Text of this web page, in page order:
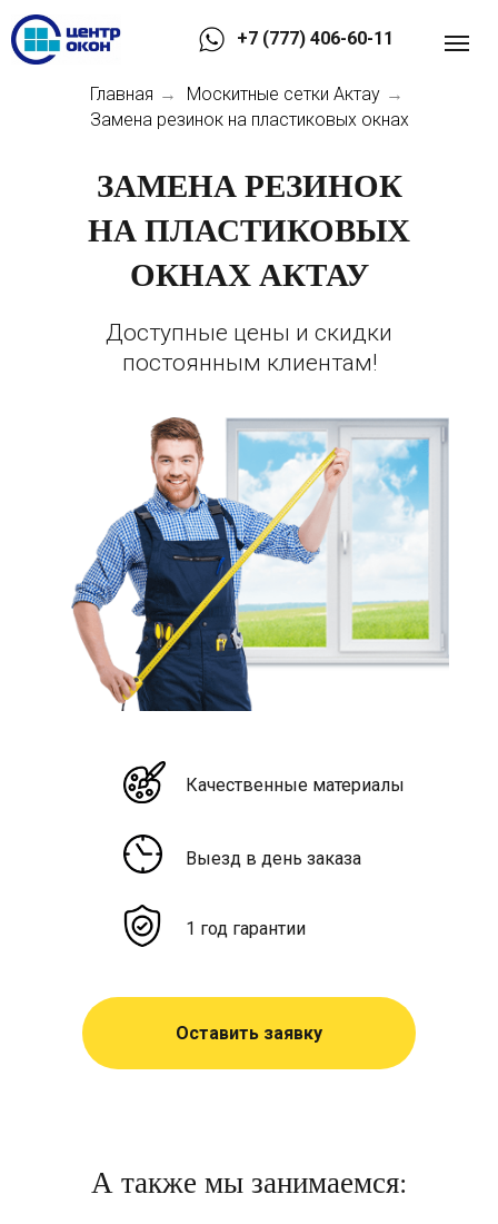
+7 (777) 406-60-11
Главная → Москитные сетки Актау →
Замена резинок на пластиковых окнах
ЗАМЕНА РЕЗИНОК
НА ПЛАСТИКОВЫХ
ОКНАХ АКТАУ
Выезд в день заказа
Качественные материалы
1 год гарантии
Оставить заявку
Доступные цены и скидки
постоянным клиентам!
А также мы занимаемся: